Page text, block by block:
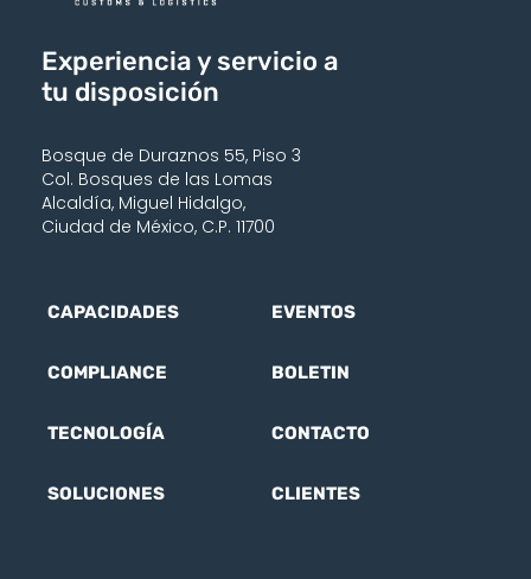
Experiencia y servicio a
tu disposición
Bosque de Duraznos 55, Piso 3
Col. Bosques de las Lomas
Alcaldía, Miguel Hidalgo,
Ciudad de México, C.P. 11700
CAPACIDADES
COMPLIANCE
TECNOLOGÍA
SOLUCIONES
EVENTOS
BOLETIN
CONTACTO
CLIENTES